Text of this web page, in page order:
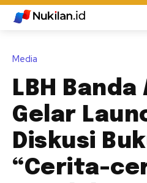
Media
LBH Banda
Gelar
Diskusi
“Cerita-